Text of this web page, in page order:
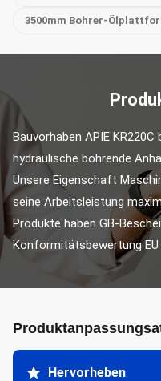
3500mm Bohrer-
Bauvorhaben APIE
hydraulische bohrende
Unsere Eigenschaft
seine Arbeitsleistung
Produkte haben GB-
Konformitätsbewertung EU
Hervorheben